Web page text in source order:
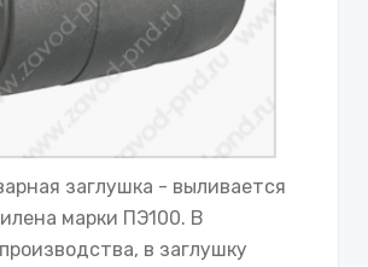
заглушка - выливается
марки ПЭ100. В
в заглушку